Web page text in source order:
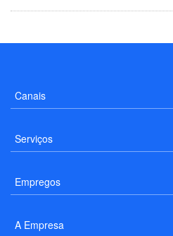
Canais
Serviços
Empregos
A Empresa